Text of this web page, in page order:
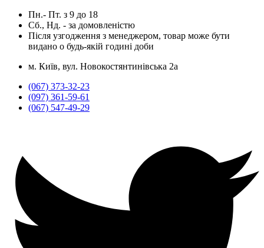
Пн.- Пт. з 9 до 18
Сб., Нд. - за домовленістю
Після узгодження з менеджером, товар може бути
видано о будь-якій годині доби
м. Київ, вул. Новокостянтинівська 2а
(067) 373-32-23
(097) 361-59-61
(067) 547-49-29